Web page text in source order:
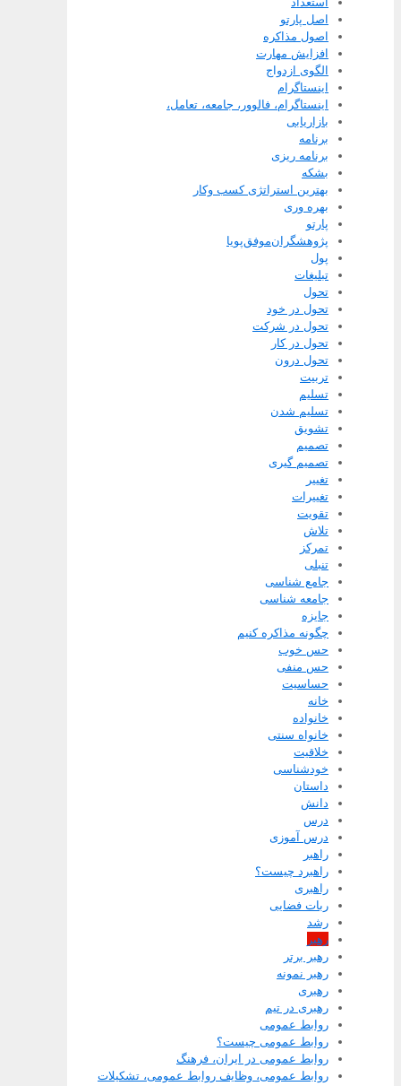
اصل پارتو
اصول مذاکره
افزایش مهارت
الگوی ازدواج
اینستاگرام
اینستاگرام، فالوور، جامعه، تعامل،
بازاریابی
برنامه
برنامه ریزی
بشکه
بهترین استراتژی کسب وکار
بهره وری
پارتو
پژوهشگران‌موفق‌پویا
پول
تبلیغات
تحول
تحول در خود
تحول در شرکت
تحول در کار
تحول درون
تربیت
تسلیم
تسلیم شدن
تشویق
تصمیم
تصمیم گیری
تغییر
تغییرات
تقویت
تلاش
تمرکز
تنبلی
جامع شناسی
جامعه شناسی
جایزه
چگونه مذاکره کنیم
حس خوب
حس منفی
حساسیت
خانه
خانواده
خانواه سنتی
خلاقیت
خودشناسی
داستان
دانش
درس
درس آموزی
راهبر
راهبرد چیست؟
راهبری
ربات فضایی
رشد
رهبر
رهبر برتر
رهبر نمونه
رهبری
رهبری در تیم
روابط عمومی
روابط عمومی چیست؟
روابط عمومی در ایران، فرهنگ
روابط عمومی، وظایف روابط عمومی، تشکیلات